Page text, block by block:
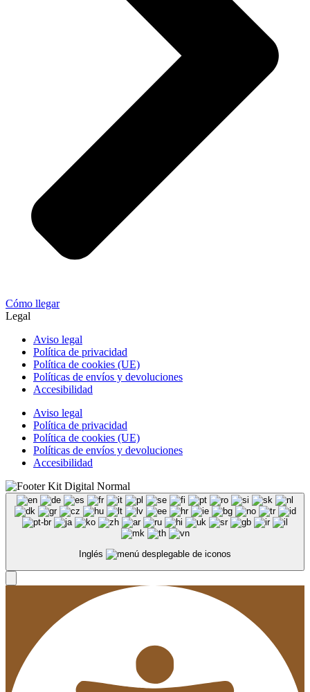
Cómo llegar
Legal
Aviso legal
Política de privacidad
Política de cookies (UE)
Políticas de envíos y devoluciones
Accesibilidad
Aviso legal
Política de privacidad
Política de cookies (UE)
Políticas de envíos y devoluciones
Accesibilidad
Inglés